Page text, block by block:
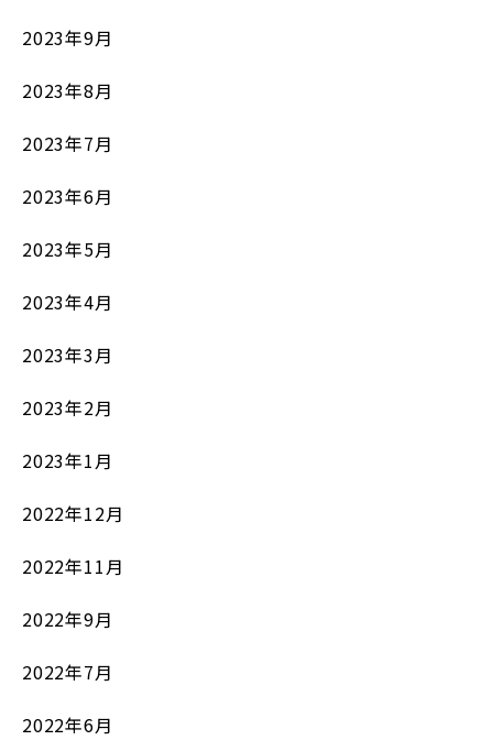
2023年9月
2023年8月
2023年7月
2023年6月
2023年5月
2023年4月
2023年3月
2023年2月
2023年1月
2022年12月
2022年11月
2022年9月
2022年7月
2022年6月